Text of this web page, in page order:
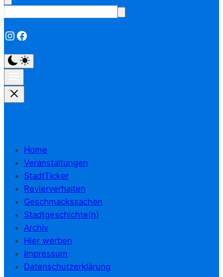
Instagram
Facebook
Home
Veranstaltungen
StadtTicker
Revierverhalten
Geschmackssachen
Stadtgeschichte(n)
Archiv
Hier werben
Impressum
Datenschutzerklärung